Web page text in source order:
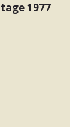
1977